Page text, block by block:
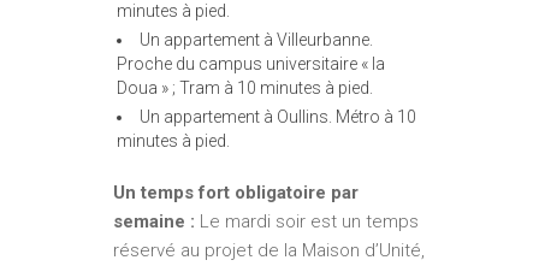
minutes à pied.
Un appartement à Villeurbanne.
Proche du campus universitaire « la
Doua » ; Tram à 10 minutes à pied.
Un appartement à Oullins. Métro à 10
minutes à pied.
Un temps fort obligatoire par
semaine : Le mardi soir est un temps
réservé au projet de la Maison d’Unité,